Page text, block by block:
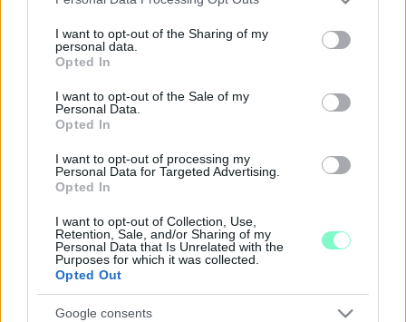
not limited to your visit or usage behaviour. You may click to
grant or deny consent to Google and its third-party tags to
use your data for below specified purposes in below Google
consent section.
I want to opt-out of the Sharing of my
personal data.
Opted In
I want to opt-out of the Sale of my
Personal Data.
Opted In
I want to opt-out of processing my
Personal Data for Targeted Advertising.
Opted In
I want to opt-out of Collection, Use,
Retention, Sale, and/or Sharing of my
Personal Data that Is Unrelated with the
Purposes for which it was collected.
Opted Out
Google consents
Ha seprőgépet, öreg furgont, vagy konténerszállító-teherautót
venne, most licitálhat!
FORDULHAT A KOCKA A GYŐRI
HAJLÉKTALANOK ÜGYÉBEN!
2025. február. 11. 17:08
Másfél évtizedes restanciát dolgozhat le Győr, ha végre
megvalósul a polgármester által bejelentett hajléktalankórház.
KÖRNYEZETI ÉS ÉLETTANI HATÁSOKAT MÉRŐ
SZENZOROKAT VÁSÁROL SZOMBATHELY
Mindössze 5% önerőt tesz bele az önkormányzat, a többi hazai
illetve uniós forrásból érkezik.
NETTÓ 510 EZER 900 FORINTRÓL INDUL A
SAVARIA MOZI KÁVÉZÓJÁNAK LICITE
2023. március. 14. 20:31